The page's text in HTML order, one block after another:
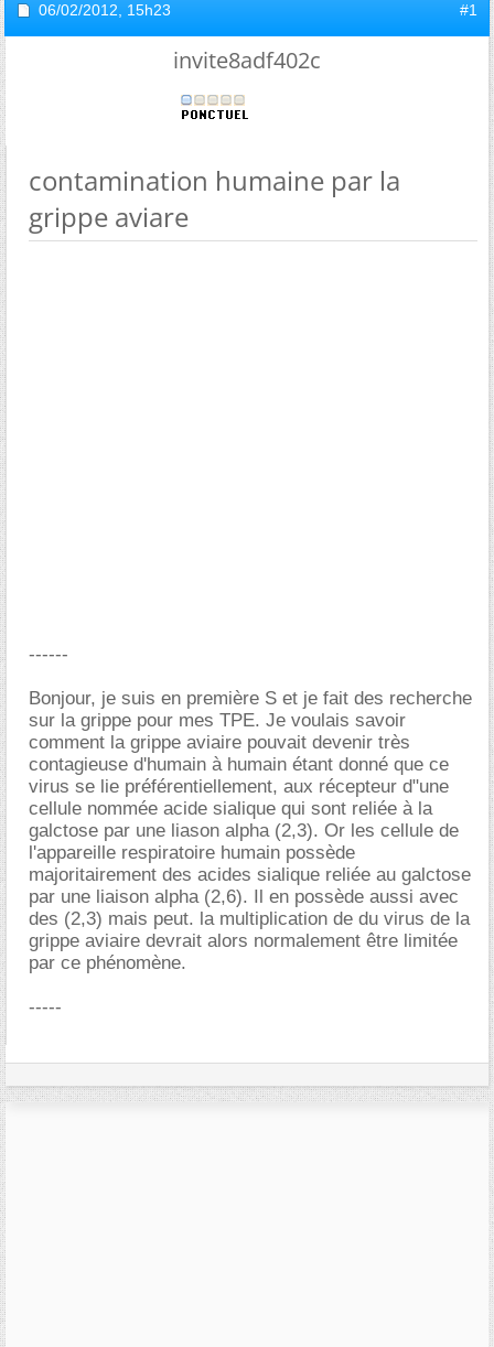
06/02/2012, 15h23 #1
invite8adf402c
contamination humaine par la
grippe aviare
------
Bonjour, je suis en première S et je fait des recherche
sur la grippe pour mes TPE. Je voulais savoir
comment la grippe aviaire pouvait devenir très
contagieuse d'humain à humain étant donné que ce
virus se lie préférentiellement, aux récepteur d"une
cellule nommée acide sialique qui sont reliée à la
galctose par une liason alpha (2,3). Or les cellule de
l'appareille respiratoire humain possède
majoritairement des acides sialique reliée au galctose
par une liaison alpha (2,6). Il en possède aussi avec
des (2,3) mais peut. la multiplication de du virus de la
grippe aviaire devrait alors normalement être limitée
par ce phénomène.
-----